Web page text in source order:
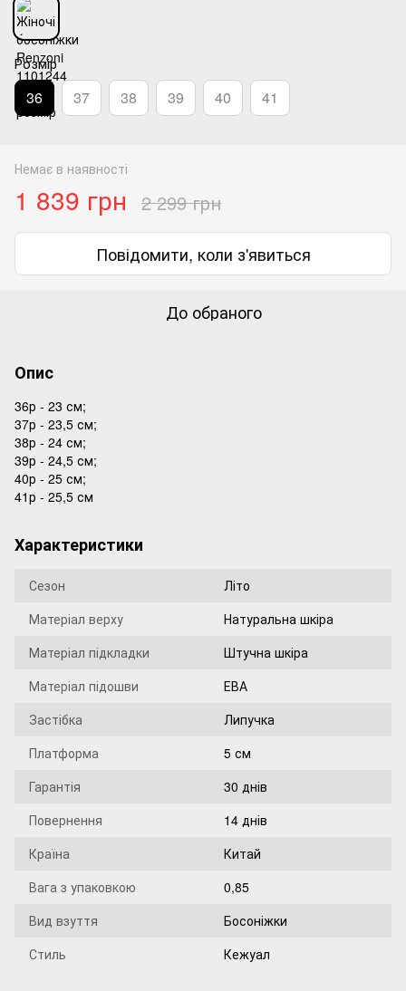
Розмір
36 37 38 39 40 41
Немає в наявності
1 839 грн 2 299 грн
Повідомити, коли з'явиться
До обраного
Опис
36р - 23 см;
37р - 23,5 см;
38р - 24 см;
39р - 24,5 см;
40р - 25 см;
41р - 25,5 см
Характеристики
Сезон
Літо
Матеріал верху
Натуральна шкіра
Матеріал підкладки
Штучна шкіра
Матеріал підошви
ЕВА
Застібка
Липучка
Платформа
5 см
Гарантія
30 днів
Повернення
14 днів
Країна
Китай
Вага з упаковкою
0,85
Вид взуття
Босоніжки
Стиль
Кежуал